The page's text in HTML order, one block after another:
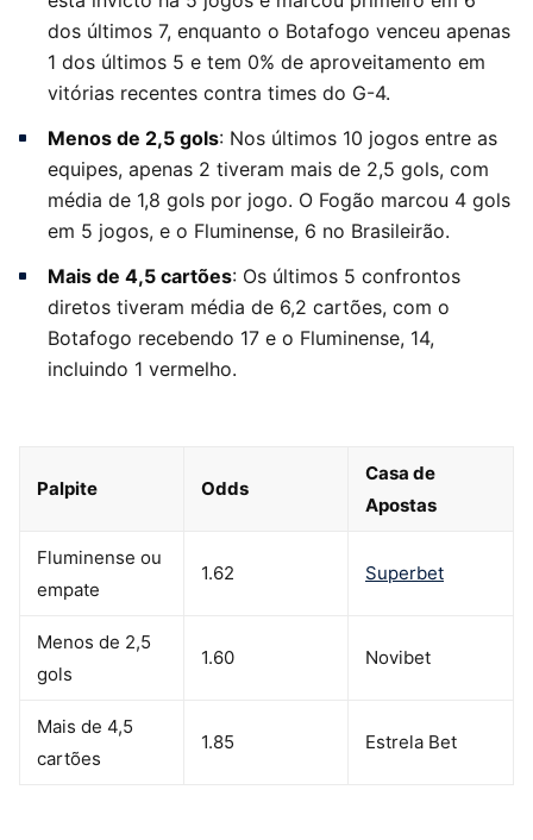
dos últimos 7, enquanto o Botafogo venceu apenas
1 dos últimos 5 e tem 0% de aproveitamento em
vitórias recentes contra times do G-4.
Menos de 2,5 gols: Nos últimos 10 jogos entre as
equipes, apenas 2 tiveram mais de 2,5 gols, com
média de 1,8 gols por jogo. O Fogão marcou 4 gols
em 5 jogos, e o Fluminense, 6 no Brasileirão.
Mais de 4,5 cartões: Os últimos 5 confrontos
diretos tiveram média de 6,2 cartões, com o
Botafogo recebendo 17 e o Fluminense, 14,
incluindo 1 vermelho.
Palpite Odds
Casa de
Apostas
Fluminense ou
empate
1.62 Superbet
Menos de 2,5
gols
1.60 Novibet
Mais de 4,5
cartões
1.85 Estrela Bet